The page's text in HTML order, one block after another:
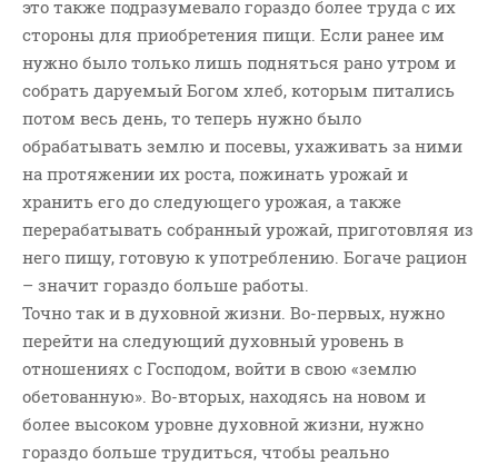
это также подразумевало гораздо более труда с их
стороны для приобретения пищи. Если ранее им
нужно было только лишь подняться рано утром и
собрать даруемый Богом хлеб, которым питались
потом весь день, то теперь нужно было
обрабатывать землю и посевы, ухаживать за ними
на протяжении их роста, пожинать урожай и
хранить его до следующего урожая, а также
перерабатывать собранный урожай, приготовляя из
него пищу, готовую к употреблению. Богаче рацион
– значит гораздо больше работы.
Точно так и в духовной жизни. Во-первых, нужно
перейти на следующий духовный уровень в
отношениях с Господом, войти в свою «землю
обетованную». Во-вторых, находясь на новом и
более высоком уровне духовной жизни, нужно
гораздо больше трудиться, чтобы реально